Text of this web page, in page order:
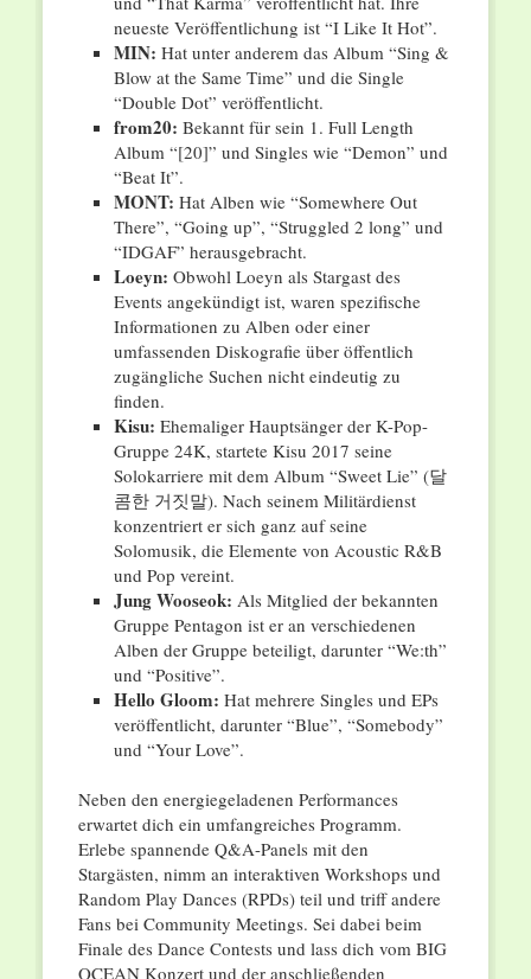
neueste Veröffentlichung ist “I Like It Hot”.
MIN: Hat unter anderem das Album “Sing &
Blow at the Same Time” und die Single
“Double Dot” veröffentlicht.
from20: Bekannt für sein 1. Full Length
Album “[20]” und Singles wie “Demon” und
“Beat It”.
MONT: Hat Alben wie “Somewhere Out
There”, “Going up”, “Struggled 2 long” und
“IDGAF” herausgebracht.
Loeyn: Obwohl Loeyn als Stargast des
Events angekündigt ist, waren spezifische
Informationen zu Alben oder einer
umfassenden Diskografie über öffentlich
zugängliche Suchen nicht eindeutig zu
finden.
Kisu: Ehemaliger Hauptsänger der K-Pop-
Gruppe 24K, startete Kisu 2017 seine
Solokarriere mit dem Album “Sweet Lie” (달
콤한 거짓말). Nach seinem Militärdienst
konzentriert er sich ganz auf seine
Solomusik, die Elemente von Acoustic R&B
und Pop vereint.
Jung Wooseok: Als Mitglied der bekannten
Gruppe Pentagon ist er an verschiedenen
Alben der Gruppe beteiligt, darunter “We:th”
und “Positive”.
Hello Gloom: Hat mehrere Singles und EPs
veröffentlicht, darunter “Blue”, “Somebody”
und “Your Love”.
Neben den energiegeladenen Performances
erwartet dich ein umfangreiches Programm.
Erlebe spannende Q&A-Panels mit den
Stargästen, nimm an interaktiven Workshops und
Random Play Dances (RPDs) teil und triff andere
Fans bei Community Meetings. Sei dabei beim
Finale des Dance Contests und lass dich vom BIG
OCEAN Konzert und der anschließenden